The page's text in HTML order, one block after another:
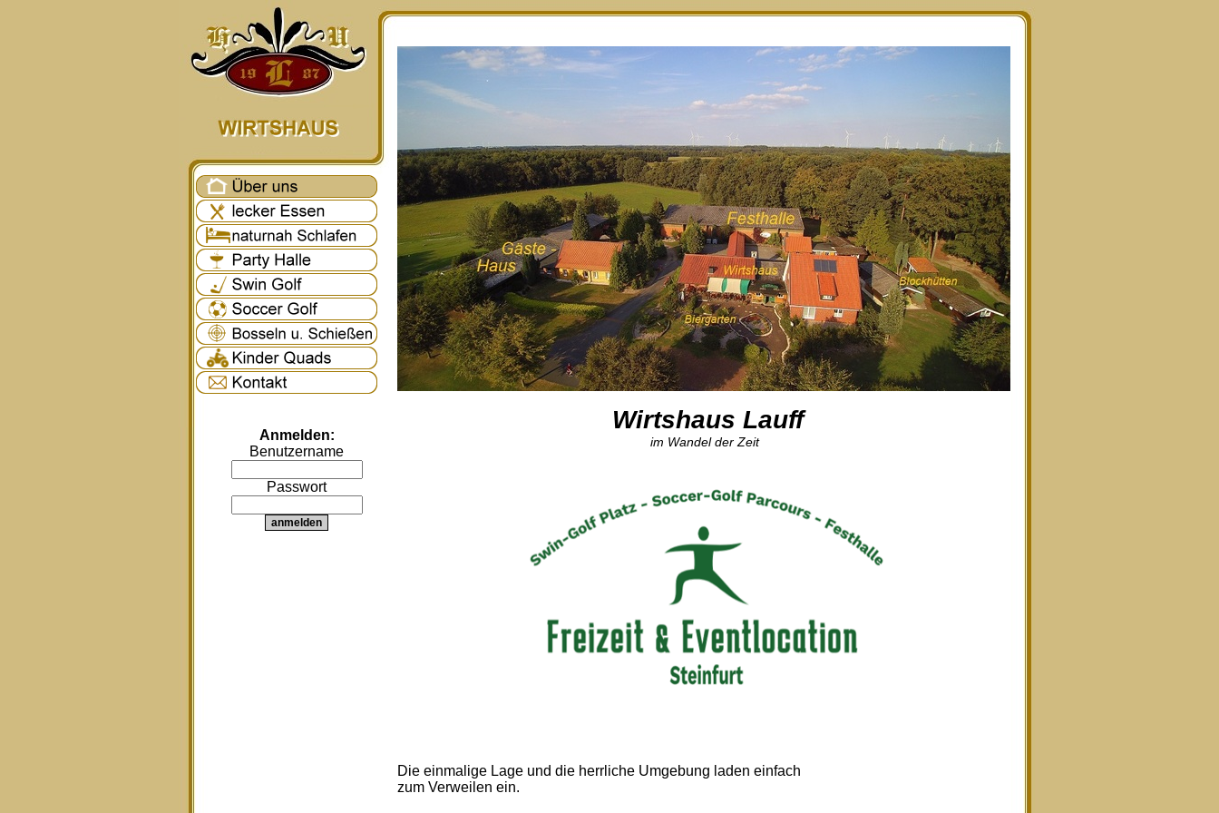
Anmelden:
Benutzername
Passwort
Wirtshaus Lauff
im Wandel der Zeit
Die einmalige Lage und die herrliche Umgebung laden einfach
zum Verweilen ein.